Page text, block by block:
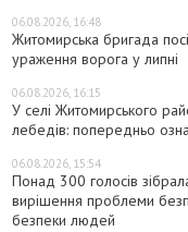
06.08.2026, 16:48
Житомирська бригада
ураження ворога у липні
06.08.2026, 16:15
У селі Житомирського
лебедів: попередньо
06.08.2026, 15:54
Понад 300 голосів
вирішення проблеми
безпеки людей